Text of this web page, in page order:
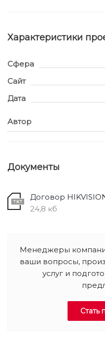
Характеристики
Сфера
Сайт
Дата
Автор
Документы
Договор
24,8 кб
Менеджеры
ваши вопросы,
услуг и
Стать